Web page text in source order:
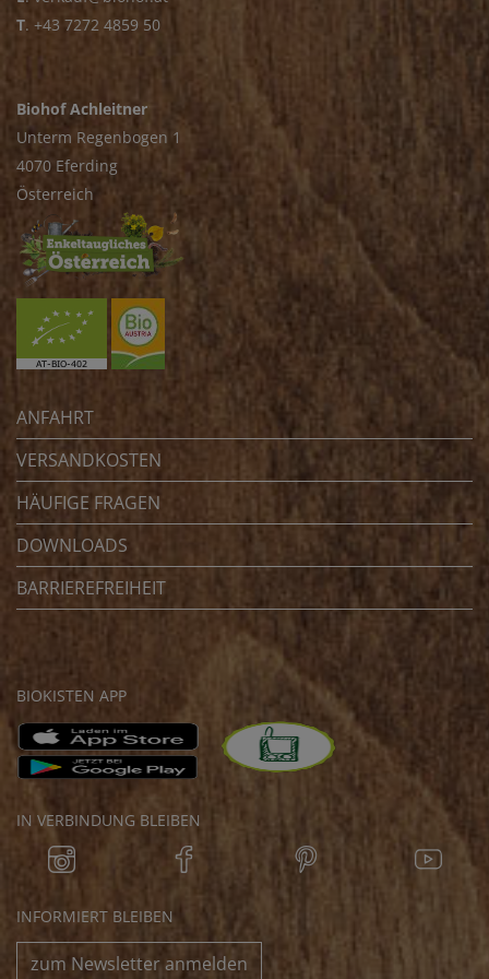
T. +43 7272 4859 50
Biohof Achleitner
Unterm Regenbogen 1
4070 Eferding
Österreich
ANFAHRT
VERSANDKOSTEN
HÄUFIGE FRAGEN
DOWNLOADS
BARRIEREFREIHEIT
BIOKISTEN APP
IN VERBINDUNG BLEIBEN
INFORMIERT BLEIBEN
zum Newsletter anmelden